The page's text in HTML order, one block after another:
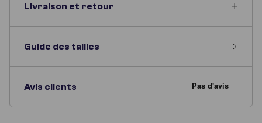
Livraison et retour
Guide des tailles
Avis clients